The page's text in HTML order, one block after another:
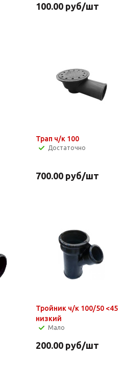
100.00 руб/шт
Трап ч/к 100
Достаточно
700.00 руб/шт
Тройник ч/к 100/50 <45
низкий
Мало
200.00 руб/шт